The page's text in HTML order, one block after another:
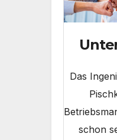
Das
schon